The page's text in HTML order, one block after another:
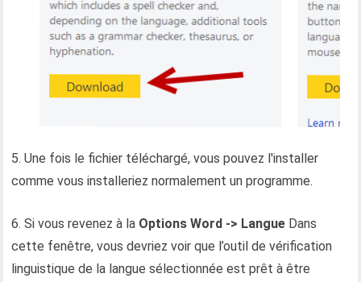
5. Une fois le fichier téléchargé, vous pouvez l'installer
comme vous installeriez normalement un programme.
6. Si vous revenez à la Options Word -> Langue Dans
cette fenêtre, vous devriez voir que l’outil de vérification
linguistique de la langue sélectionnée est prêt à être